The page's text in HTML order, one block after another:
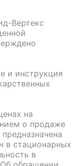
Вертекс
и инструкция
на
о продаже
в стационарных
в